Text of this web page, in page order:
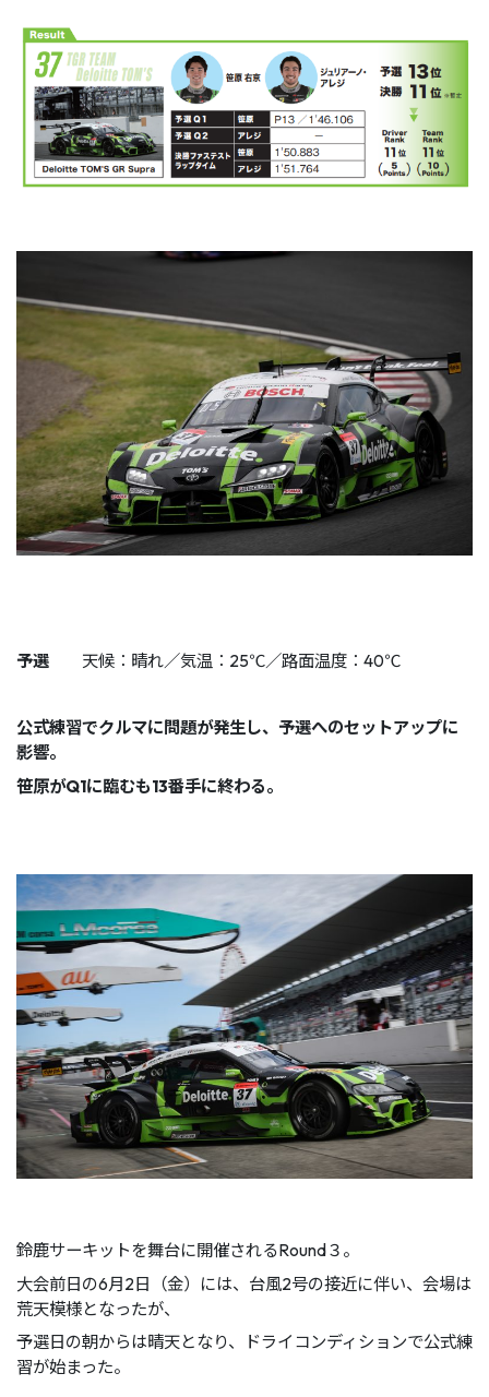
予選 天候：晴れ／気温：25℃／路面温度：40℃
公式練習でクルマに問題が発生し、予選へのセットアップに
影響。
笹原がQ1に臨むも13番手に終わる。
鈴鹿サーキットを舞台に開催されるRound３。
大会前日の6月2日（金）には、台風2号の接近に伴い、会場は
荒天模様となったが、
予選日の朝からは晴天となり、ドライコンディションで公式練
習が始まった。